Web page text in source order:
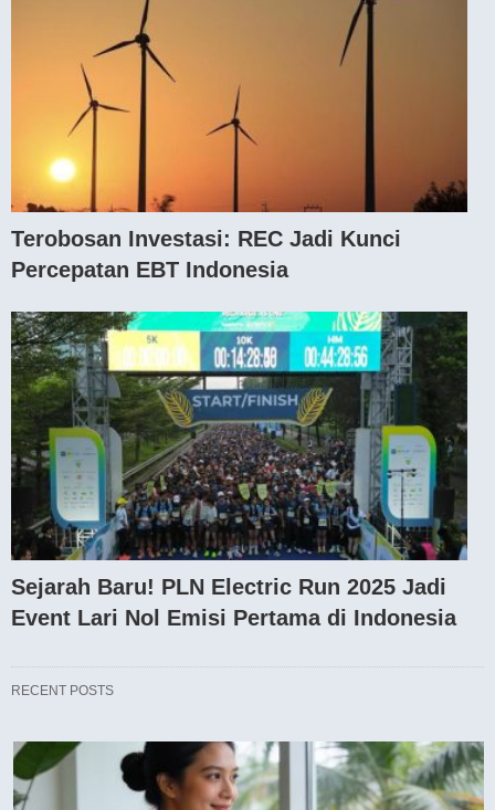
Terobosan Investasi: REC Jadi Kunci
Percepatan EBT Indonesia
Sejarah Baru! PLN Electric Run 2025 Jadi
Event Lari Nol Emisi Pertama di Indonesia
RECENT POSTS